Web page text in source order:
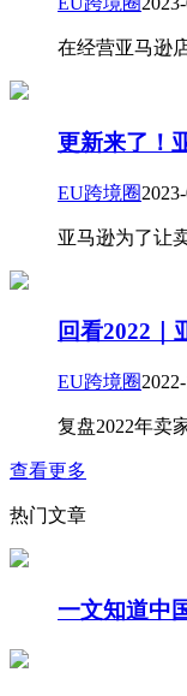
在经营亚马逊
更新来了！
EU跨境圈
亚马逊为了让
回看2022｜
EU跨境圈
复盘2022年卖
查看更多
热门文章
一文知道中